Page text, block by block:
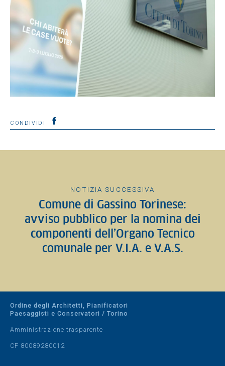
CONDIVIDI
NOTIZIA SUCCESSIVA
Comune di Gassino Torinese:
avviso pubblico per la nomina dei
componenti dell’Organo Tecnico
comunale per V.I.A. e V.A.S.
Ordine degli Architetti, Pianificatori
Paesaggisti e Conservatori / Torino
Amministrazione trasparente
CF 80089280012